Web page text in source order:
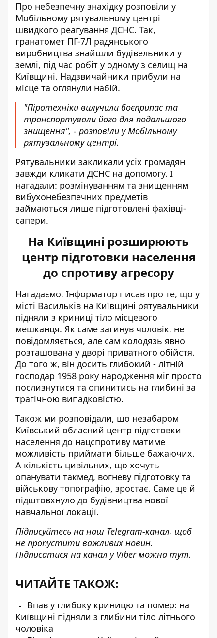
Про небезпечну знахідку розповіли у
Мобільному рятувальному центрі
швидкого реагування ДСНС. Так,
гранатомет ПГ-7Л радянського
виробництва знайшли будівельники у
землі, під час робіт у одному з селищ на
Київщині. Надзвичайники прибули на
місце та оглянули набій.
"Піротехніки вилучили боєприпас та
транспортували його для подальшого
знищення", - розповіли у Мобільному
рятувальному центрі.
Рятувальники закликали усіх громадян
завжди кликати ДСНС на допомогу. І
нагадали: розмінуванням та знищенням
вибухонебезпечних предметів
займаються лише підготовлені фахівці-
сапери.
На Київщині розширюють
центр підготовки населення
до спротиву агресору
Нагадаємо, Інформатор писав про те, що у
місті Васильків на Київщині рятувальники
підняли з криниці тіло місцевого
мешканця. Як саме загинув чоловік, не
повідомляється, але сам колодязь явно
розташована у дворі приватного обійстя.
До того ж, він досить глибокий - літній
господар 1958 року народження міг просто
послизнутися та опинитись на глибині за
трагічною випадковістю.
Також ми розповідали, що незабаром
Київський обласний центр підготовки
населення до нацспротиву матиме
можливість приймати більше бажаючих.
А кількість цивільних, що хочуть
опанувати такмед, вогневу підготовку та
військову топографію, зростає. Саме це й
підштовхнуло до будівництва нової
навчальної локації.
Підписуйтесь на наш Telegram-канал, щоб
не пропустити важливих новин.
Підписатися на канал у Viber можна тут.
ЧИТАЙТЕ ТАКОЖ:
Впав у глибоку криницю та помер: на
Київщині підняли з глибини тіло літнього
чоловіка